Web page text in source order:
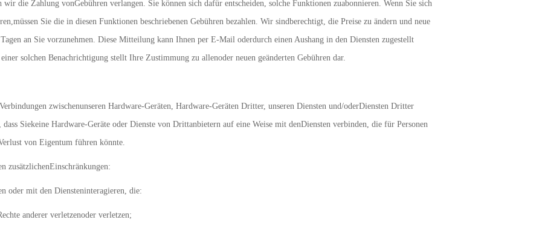
die Zahlung vonGebühren verlangen. Sie können sich dafür entscheiden, solche Funktionen zuabonnieren. Wenn Sie sich
Sie die in diesen Funktionen beschriebenen Gebühren bezahlen. Wir sindberechtigt, die Preise zu ändern und neue
an Sie vorzunehmen. Diese Mitteilung kann Ihnen per E-Mail oderdurch einen Aushang in den Diensten zugestellt
solchen Benachrichtigung stellt Ihre Zustimmung zu allenoder neuen geänderten Gebühren dar.
zwischenunseren Hardware-Geräten, Hardware-Geräten Dritter, unseren Diensten und/oderDiensten Dritter
Siekeine Hardware-Geräte oder Dienste von Drittanbietern auf eine Weise mit denDiensten verbinden, die für Personen
von Eigentum führen könnte.
zusätzlichenEinschränkungen:
oder mit den Diensteninteragieren, die:
anderer verletzenoder verletzen;